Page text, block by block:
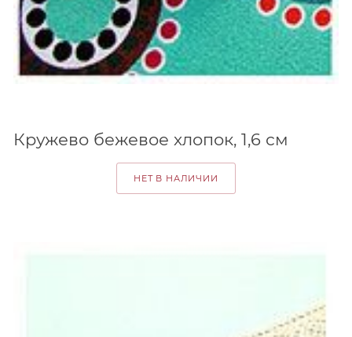
Кружево бежевое хлопок, 1,6 см
НЕТ В НАЛИЧИИ